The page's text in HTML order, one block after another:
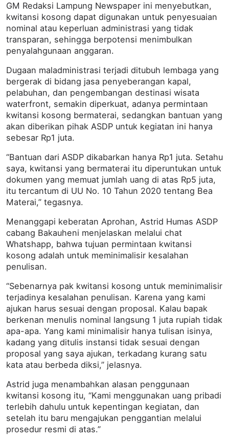
GM Redaksi Lampung Newspaper ini menyebutkan,
kwitansi kosong dapat digunakan untuk penyesuaian
nominal atau keperluan administrasi yang tidak
transparan, sehingga berpotensi menimbulkan
penyalahgunaan anggaran.
Dugaan maladministrasi terjadi ditubuh lembaga yang
bergerak di bidang jasa penyeberangan kapal,
pelabuhan, dan pengembangan destinasi wisata
waterfront, semakin diperkuat, adanya permintaan
kwitansi kosong bermaterai, sedangkan bantuan yang
akan diberikan pihak ASDP untuk kegiatan ini hanya
sebesar Rp1 juta.
“Bantuan dari ASDP dikabarkan hanya Rp1 juta. Setahu
saya, kwitansi yang bermaterai itu diperuntukan untuk
dokumen yang memuat jumlah uang di atas Rp5 juta,
itu tercantum di UU No. 10 Tahun 2020 tentang Bea
Materai,” tegasnya.
Menanggapi keberatan Aprohan, Astrid Humas ASDP
cabang Bakauheni menjelaskan melalui chat
Whatshapp, bahwa tujuan permintaan kwitansi
kosong adalah untuk meminimalisir kesalahan
penulisan.
“Sebenarnya pak kwitansi kosong untuk meminimalisir
terjadinya kesalahan penulisan. Karena yang kami
ajukan harus sesuai dengan proposal. Kalau bapak
berkenan menulis nominal langsung 1 juta rupiah tidak
apa-apa. Yang kami minimalisir hanya tulisan isinya,
kadang yang ditulis instansi tidak sesuai dengan
proposal yang saya ajukan, terkadang kurang satu
kata atau berbeda diksi,” jelasnya.
Astrid juga menambahkan alasan penggunaan
kwitansi kosong itu, “Kami menggunakan uang pribadi
terlebih dahulu untuk kepentingan kegiatan, dan
setelah itu baru mengajukan penggantian melalui
prosedur resmi di atas.”